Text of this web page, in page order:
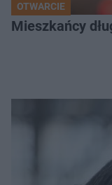
OTWARCIE
Mieszkańcy